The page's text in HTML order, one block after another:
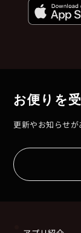
お便りを
更新やお知らせが